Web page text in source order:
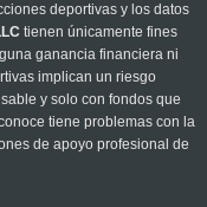
deportivas y los datos
tienen únicamente fines
ganancia financiera ni
implican un riesgo
y solo con fondos que
tiene problemas con la
de apoyo profesional de